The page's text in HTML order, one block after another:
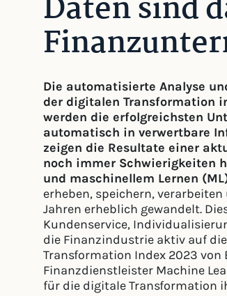
Daten sind
Die automatisierte Analyse
der digitalen Transformation
werden die erfolgreichsten
automatisch in verwertbare
zeigen die Resultate einer
noch immer Schwierigkeiten
und maschinellem Lernen
erheben, speichern,
Jahren erheblich gewandelt.
Kundenservice,
die Finanzindustrie aktiv auf
Transformation Index 2023 von
Finanzdienstleister Machine
für die digitale Transformation